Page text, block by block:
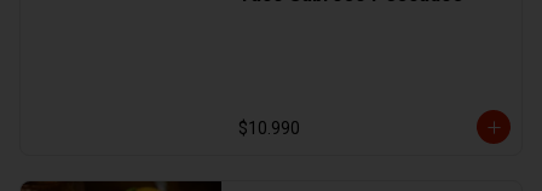
$10.990